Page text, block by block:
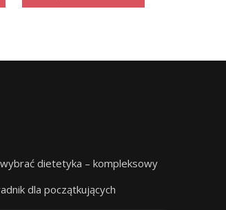
wybrać dietetyka – kompleksowy
dla początkujących